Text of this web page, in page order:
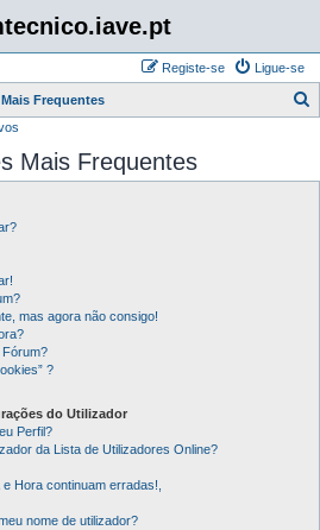
Ligue-se
Registe-se
Frequentes
q
Mais Frequentes
mas agora não consigo!
Fórum?
?
do Utilizador
Perfil?
da Lista de Utilizadores Online?
Hora continuam erradas!,
nome de utilizador?